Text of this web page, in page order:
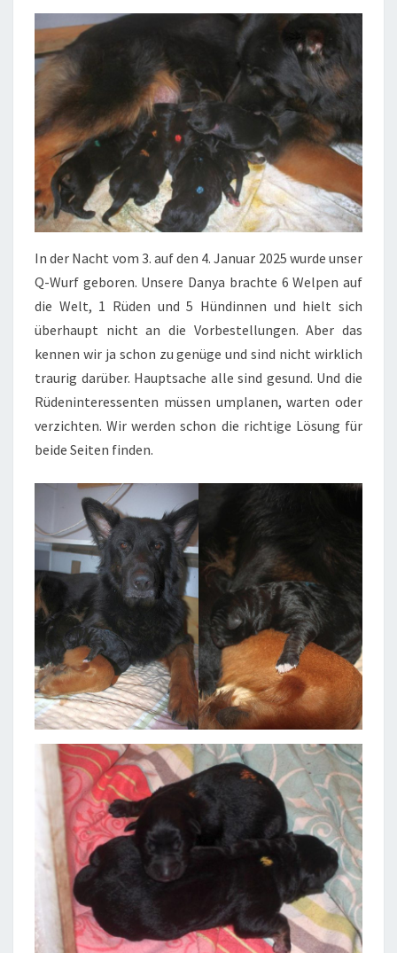
In der Nacht vom 3. auf den 4. Januar 2025 wurde unser
Q-Wurf geboren. Unsere Danya brachte 6 Welpen auf
die Welt, 1 Rüden und 5 Hündinnen und hielt sich
überhaupt nicht an die Vorbestellungen. Aber das
kennen wir ja schon zu genüge und sind nicht wirklich
traurig darüber. Hauptsache alle sind gesund. Und die
Rüdeninteressenten müssen umplanen, warten oder
verzichten. Wir werden schon die richtige Lösung für
beide Seiten finden.